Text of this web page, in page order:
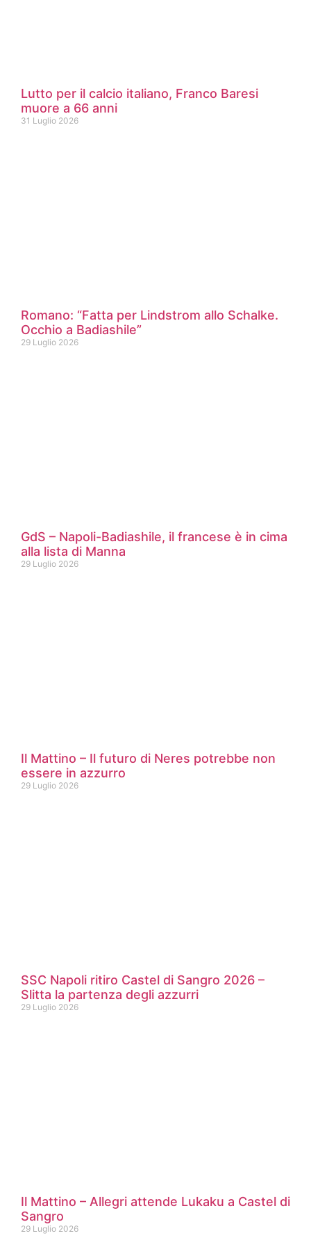
Lutto per il calcio italiano, Franco Baresi
muore a 66 anni
31 Luglio 2026
Romano: “Fatta per Lindstrom allo Schalke.
Occhio a Badiashile”
29 Luglio 2026
GdS – Napoli-Badiashile, il francese è in cima
alla lista di Manna
29 Luglio 2026
Il Mattino – Il futuro di Neres potrebbe non
essere in azzurro
29 Luglio 2026
SSC Napoli ritiro Castel di Sangro 2026 –
Slitta la partenza degli azzurri
29 Luglio 2026
Il Mattino – Allegri attende Lukaku a Castel di
Sangro
29 Luglio 2026